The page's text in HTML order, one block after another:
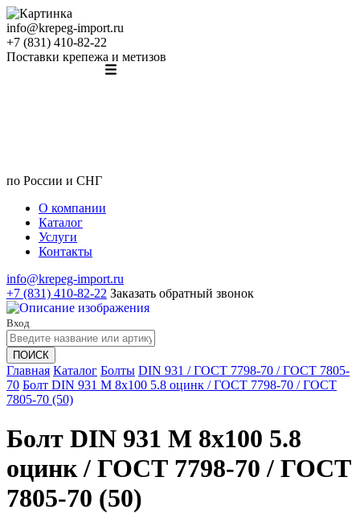
info@krepeg-import.ru
+7 (831) 410-82-22
Поставки крепежа и метизов
по России и СНГ
О компании
Каталог
Услуги
Контакты
info@krepeg-import.ru
+7 (831) 410-82-22 Заказать обратный звонок
Вход
ПОИСК
Главная Каталог Болты DIN 931 / ГОСТ 7798-70 / ГОСТ 7805-
70 Болт DIN 931 M 8x100 5.8 оцинк / ГОСТ 7798-70 / ГОСТ
7805-70 (50)
Болт DIN 931 M 8x100 5.8
оцинк / ГОСТ 7798-70 / ГОСТ
7805-70 (50)